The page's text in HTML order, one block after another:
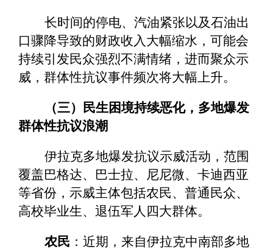
长时间的停电、汽油紧张以及石油出
口骤降导致的财政收入大幅缩水，可能会
持续引发民众强烈不满情绪，进而聚众示
威，群体性抗议事件频次将大幅上升。
（三）民生困境持续恶化，多地爆发
群体性抗议浪潮
伊拉克多地爆发抗议示威活动，范围
覆盖巴格达、巴士拉、尼尼微、卡迪西亚
等省份，示威主体包括农民、普通民众、
高校毕业生、退伍军人四大群体。
农民 ：近期，来自伊拉克中南部多地